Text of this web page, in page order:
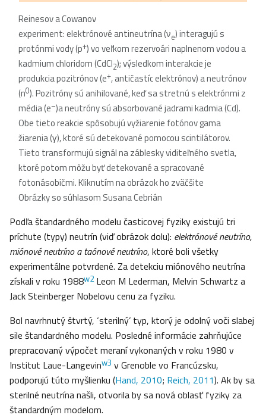
Reinesov a Cowanov
experiment: elektrónové antineutrína (νe) interagujú s
protónmi vody (p+) vo veľkom rezervoári naplnenom vodou a
kadmium chloridom (CdCl2); výsledkom interakcie je
produkcia pozitrónov (e+, antičastíc elektrónov) a neutrónov
(n0). Pozitróny sú anihilované, keď sa stretnú s elektrónmi z
média (e–)a neutróny sú absorbované jadrami kadmia (Cd).
Obe tieto reakcie spôsobujú vyžiarenie fotónov gama
žiarenia (γ), ktoré sú detekované pomocou scintilátorov.
Tieto transformujú signál na záblesky viditeľného svetla,
ktoré potom môžu byť detekované a spracované
fotonásobičmi. Kliknutím na obrázok ho zväčšite
Obrázky so súhlasom Susana Cebrián
Podľa štandardného modelu časticovej fyziky existujú tri
príchute (typy) neutrín (viď obrázok dolu): elektrónové neutríno,
miónové neutríno a taónové neutríno, ktoré boli všetky
experimentálne potvrdené. Za detekciu miónového neutrína
získali v roku 1988w2Leon M Lederman, Melvin Schwartz a
Jack Steinberger Nobelovu cenu za fyziku.
Bol navrhnutý štvrtý, ‘sterilný’ typ, ktorý je odolný voči slabej
sile štandardného modelu. Posledné informácie zahrňujúce
prepracovaný výpočet meraní vykonaných v roku 1980 v
Institut Laue-Langevinw3 v Grenoble vo Francúzsku,
podporujú túto myšlienku (Hand, 2010; Reich, 2011). Ak by sa
sterilné neutrína našli, otvorila by sa nová oblasť fyziky za
štandardným modelom.